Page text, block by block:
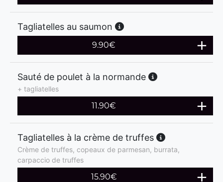
Tagliatelles au saumon
9.90€
Sauté de poulet à la normande
+ tagliatelles
11.90€
Tagliatelles à la crème de truffes
Crème de truffes, copeaux de parmesan, burrata,
carpaccio de truffes
15.90€